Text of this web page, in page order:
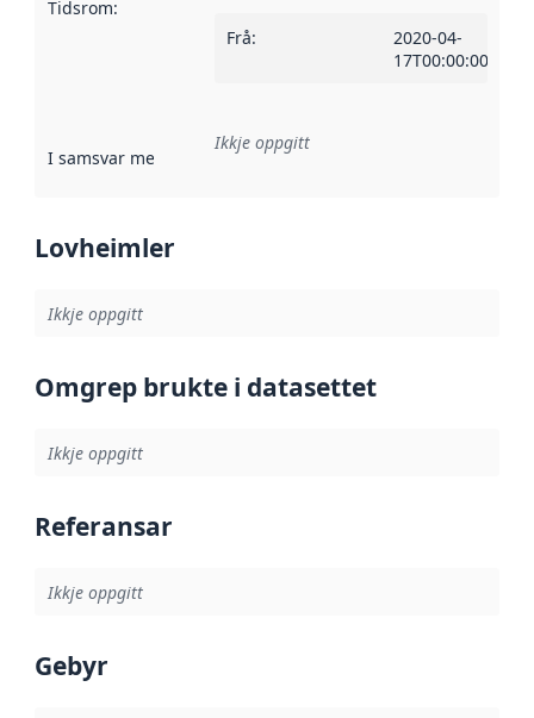
Tidsrom:
Frå:
2020-04-
17T00:00:00Z
I samsvar med Referanse til ei implementeringsregel eller
Ikkje oppgitt
Lovheimler
Ikkje oppgitt
Omgrep brukte i datasettet
Ikkje oppgitt
Referansar
Ikkje oppgitt
Gebyr